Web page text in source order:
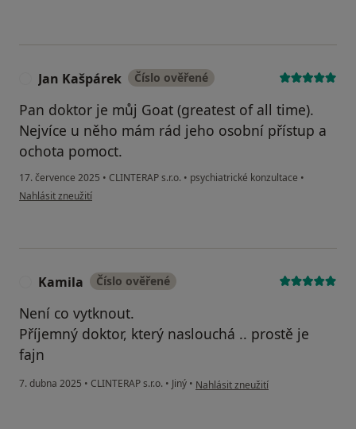
Jan Kašpárek Číslo ověřené
Pan doktor je můj Goat (greatest of all time).
Nejvíce u něho mám rád jeho osobní přístup a
ochota pomoct.
17. července 2025 • CLINTERAP s.r.o. • psychiatrické konzultace •
podle názoru uživatele Jan Kašpárek
Nahlásit zneužití
Kamila Číslo ověřené
Není co vytknout.
Příjemný doktor, který naslouchá .. prostě je
fajn
7. dubna 2025 • CLINTERAP s.r.o. • Jiný • podle názoru uživatele Kamila
Nahlásit zneužití